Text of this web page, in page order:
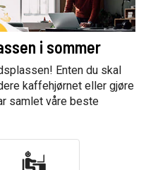
i sommer
Enten du skal
kaffehjørnet eller gjøre
samlet våre beste